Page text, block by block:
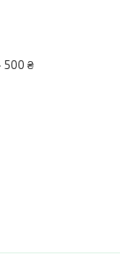
500 ₴